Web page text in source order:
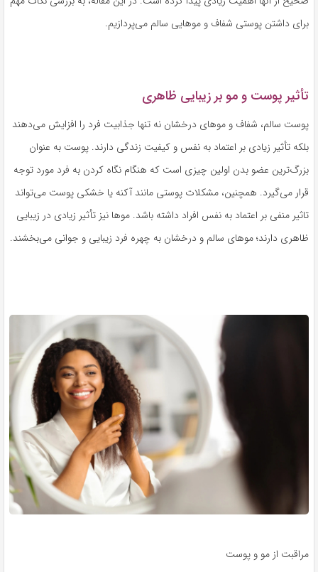
برای داشتن پوستی شفاف و موهایی سالم می‌پردازیم.
تأثیر پوست و مو بر زیبایی ظاهری
پوست سالم، شفاف و موهای درخشان نه تنها جذابیت فرد را افزایش می‌دهند
بلکه تأثیر زیادی بر اعتماد به نفس و کیفیت زندگی دارند. پوست به عنوان
بزرگ‌ترین عضو بدن اولین چیزی است که هنگام نگاه کردن به فرد مورد توجه
قرار می‌گیرد. همچنین، مشکلات پوستی مانند آکنه یا خشکی پوست می‌تواند
تاثیر منفی بر اعتماد به نفس افراد داشته باشد. موها نیز تأثیر زیادی در زیبایی
ظاهری دارند؛ موهای سالم و درخشان به چهره فرد زیبایی و جوانی می‌بخشند.
مراقبت از مو و پوست